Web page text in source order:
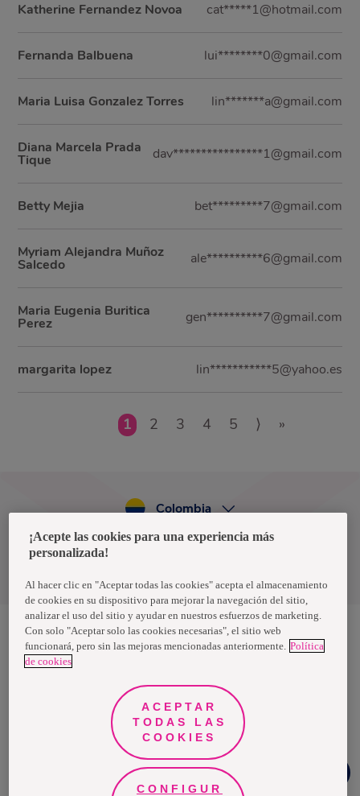
Katherine Fernandez Novoa cat*****1@hotmail.com
Fernanda Balbuena lui********0@gmail.com
Maria Luisa Gonzalez Torres lin*******a@gmail.com
Diana Marcela Prada
Tique dav****************1@gmail.com
Betty Mejia bet*********7@gmail.com
Myriam Alejandra Muñoz
Salcedo ale**********6@gmail.com
Maria Eugenia Buritica
Perez gen**********7@gmail.com
margarita lopez lin***********5@yahoo.es
1 2 3 4 5 ⟩ »
Política de privacidad de datos
Colombia
Nosotras, una marca de Essity - una compañía global líder en
higiene y salud. Cada día, mil millones de personas, en todo el
propósito es romper barreras por el bienestar en beneficio de
consumidores, pacientes, cuidadores, clientes y la sociedad en
general. Vendemos en aproximadamente 150 países bajo las
principales marcas globales TENA y Tork, así como otras marcas
como Actimove, Cutimed, JOBST, Knix, Leukoplast, Libero, Libresse,
Lotus, Modibodi, Nosotras, Saba, Tempo, TOM Organic y Zewa. En
2024, Essity tuvo ventas de aproximadamente 13 mil millones de
euros y empleó a 36,000 personas. La sede de la compañía está
ubicada en Estocolmo, Suecia, y Essity cotiza en Nasdaq Estocolmo.
Más información enwww.essity.com.
¡Acepte las cookies para una experiencia más
personalizada!
Al hacer clic en "Aceptar todas las cookies" acepta el almacenamiento
de cookies en su dispositivo para mejorar la navegación del sitio,
analizar el uso del sitio y ayudar en nuestros esfuerzos de marketing.
Con solo "Aceptar solo las cookies necesarias", el sitio web
funcionará, pero sin las mejoras mencionadas anteriormente. Política
de cookies
ACEPTAR
TODAS LAS
COOKIES
CONFIGUR